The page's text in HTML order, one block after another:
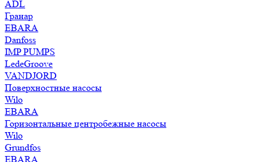
ADL
Гранар
EBARA
Danfoss
IMP PUMPS
LedeGroove
VANDJORD
Поверхностные насосы
Wilo
EBARA
Горизонтальные центробежные насосы
Wilo
Grundfos
EBARA